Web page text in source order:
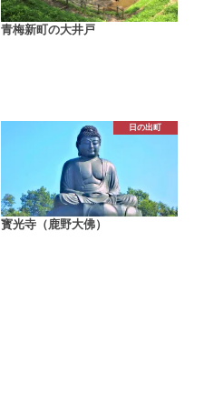
青梅新町の大井戸
日の出町
寳光寺（鹿野大佛）